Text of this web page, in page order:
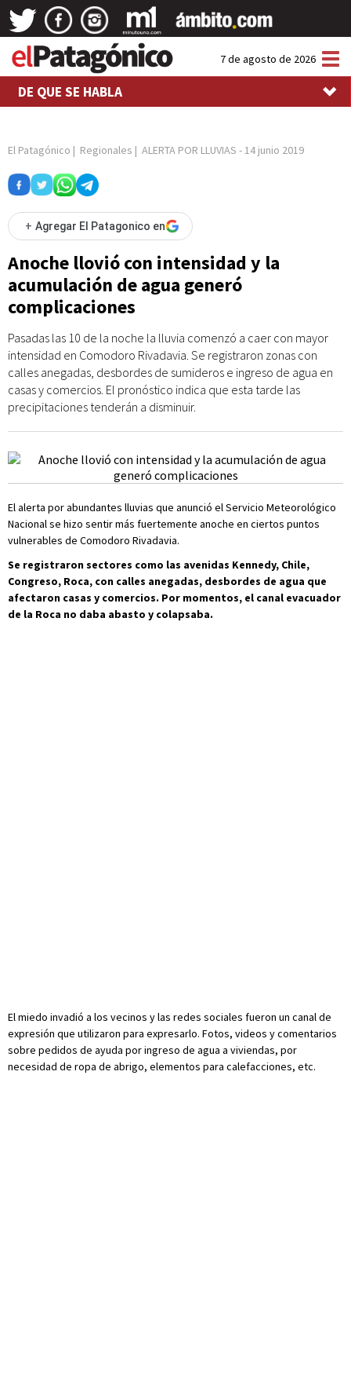
7 de agosto de 2026
DE QUE SE HABLA
El Patagónico | Regionales | ALERTA POR LLUVIAS - 14 junio 2019
+ Agregar El Patagonico en
Anoche llovió con intensidad y la
acumulación de agua generó
complicaciones
Pasadas las 10 de la noche la lluvia comenzó a caer con mayor
intensidad en Comodoro Rivadavia. Se registraron zonas con
calles anegadas, desbordes de sumideros e ingreso de agua en
casas y comercios. El pronóstico indica que esta tarde las
precipitaciones tenderán a disminuir.
El alerta por abundantes lluvias que anunció el Servicio Meteorológico
Nacional se hizo sentir más fuertemente anoche en ciertos puntos
vulnerables de Comodoro Rivadavia.
Se registraron sectores como las avenidas Kennedy, Chile,
Congreso, Roca, con calles anegadas, desbordes de agua que
afectaron casas y comercios. Por momentos, el canal evacuador
de la Roca no daba abasto y colapsaba.
El miedo invadió a los vecinos y las redes sociales fueron un canal de
expresión que utilizaron para expresarlo. Fotos, videos y comentarios
sobre pedidos de ayuda por ingreso de agua a viviendas, por
necesidad de ropa de abrigo, elementos para calefacciones, etc.